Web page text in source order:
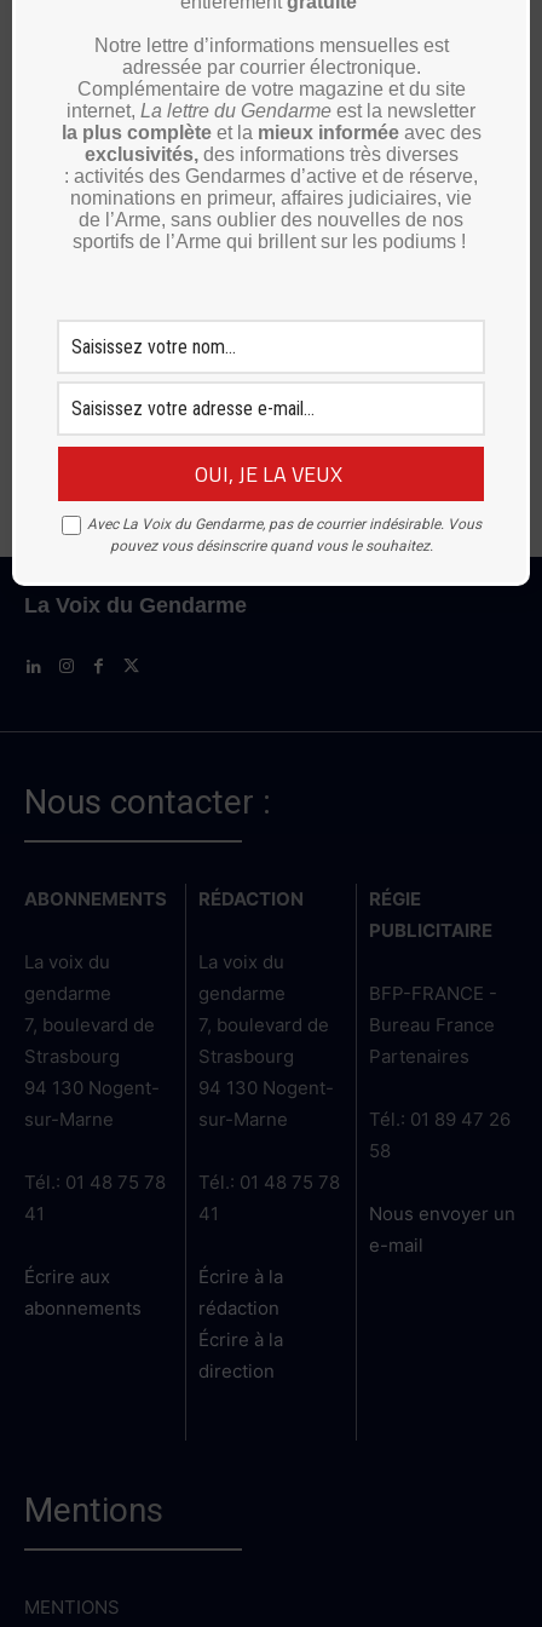
Maine-et-Loire : 14 Juillet 2026, l’UNPRG
l’ensemble du territoire
8 août 2026
Landes : changement à la tête de la
présidence de l’union départementale 40
7 août 2026
Allier : cérémonie de sortie de la 455ème
Corrèze : sortie de la promotion
Gendarme Philippe Laperne
7 août 2026
Corrèze : remise de la plaquette
d’honneur de l’UNPRG
7 août 2026
La Voix du Gendarme
Nous contacter :
ABONNEMENTS
La voix du
gendarme
7, boulevard de
Strasbourg
94 130 Nogent-
sur-Marne
Tél.: 01 48 75 78
41
Écrire aux
abonnements
RÉDACTION
La voix du
gendarme
7, boulevard de
Strasbourg
94 130 Nogent-
sur-Marne
Tél.: 01 48 75 78
41
Écrire à la
rédaction
Écrire à la
direction
RÉGIE
PUBLICITAIRE
BFP-FRANCE -
Bureau France
Partenaires
Tél.: 01 89 47 26
58
Nous envoyer un
e-mail
Mentions
MENTIONS
Notre lettre d’informations mensuelles est
adressée par courrier électronique.
Complémentaire de votre magazine et du site
internet, La lettre du Gendarme est la newsletter
la plus complète et la mieux informéeavec des
exclusivités, des informations très diverses
: activités des Gendarmes d’active et de réserve,
nominations en primeur, affaires judiciaires, vie
de l’Arme, sans oublier des nouvelles de nos
sportifs de l’Arme qui brillent sur les podiums !
Avec La Voix du Gendarme, pas de courrier indésirable. Vous
pouvez vous désinscrire quand vous le souhaitez.